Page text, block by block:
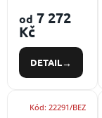
od 7 272
Kč
DETAIL
Kód:22291/BEZ